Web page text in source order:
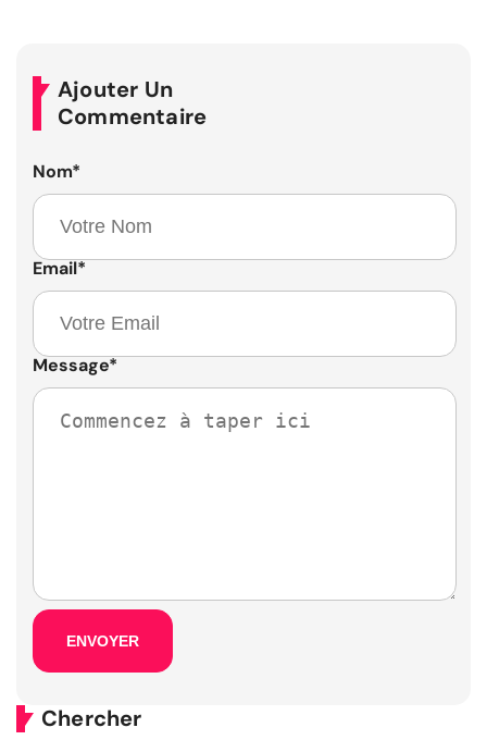
Ajouter Un
Commentaire
Nom*
Email*
Message*
Chercher